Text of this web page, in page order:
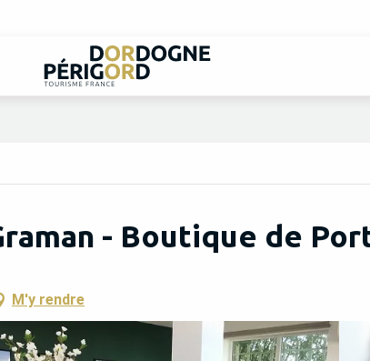
- Boutique de
M'y rendre